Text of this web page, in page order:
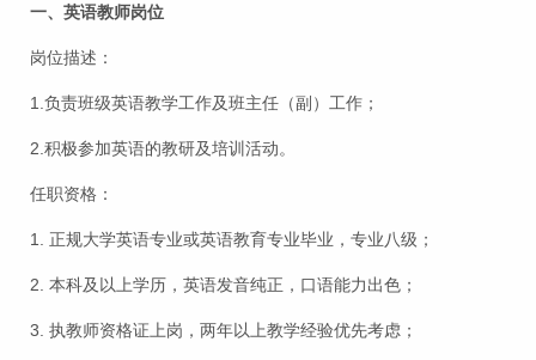
一、英语教师岗位
岗位描述：
1.负责班级英语教学工作及班主任（副）工作；
2.积极参加英语的教研及培训活动。
任职资格：
1. 正规大学英语专业或英语教育专业毕业，专业八级；
2. 本科及以上学历，英语发音纯正，口语能力出色；
3. 执教师资格证上岗，两年以上教学经验优先考虑；